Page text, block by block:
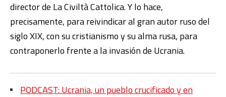
director de La Civiltà Cattolica. Y lo hace,
precisamente, para reivindicar al gran autor ruso del
siglo XIX, con su cristianismo y su alma rusa, para
contraponerlo frente a la invasión de Ucrania.
PODCAST: Ucrania, un pueblo crucificado y en